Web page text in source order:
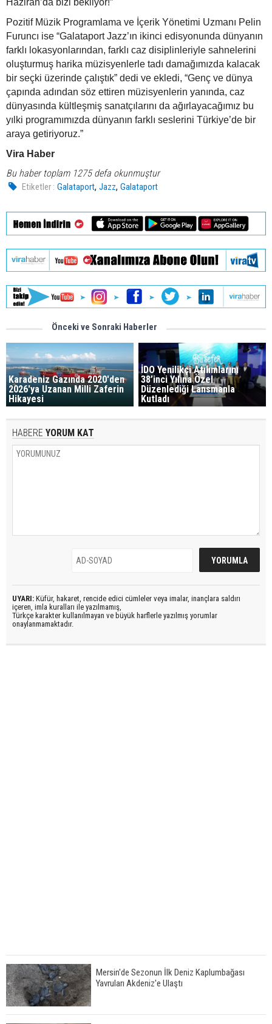
Haziran’da bizi bekliyor!”
Pozitif Müzik Programlama ve İçerik Yönetimi Uzmanı Pelin
Furuncı ise “Galataport Jazz’ın ikinci edisyonunda dünyanın
farklı lokasyonlarından, farklı caz disiplinleriyle sahnelerini
oluşturmuş harika müzisyenlerle tadı damağımızda kalacak
bir seçki üzerinde çalıştık” dedi ve ekledi, “Genç ve dünya
çapında adından söz ettiren müzisyenlerin yanında, caz
dünyasında kültleşmiş sanatçılarını da ağırlayacağımız bu
yılki programımızda dünyanın farklı seslerini Türkiye’de bir
araya getiriyoruz.”
Vira Haber
Bu haber toplam 1275 defa okunmuştur
Etiketler : Galataport,Jazz,Galataport
Önceki ve Sonraki Haberler
Karadeniz Gazında 2020'den
2026'ya Uzanan Milli Zaferin
Hikayesi
İDO Yenilikçi Atılımlarını
38’inci Yılına Özel
Düzenlediği Lansmanla
Kutladı
HABERE YORUM KAT
UYARI: Küfür, hakaret, rencide edici cümleler veya imalar, inançlara saldırı
içeren, imla kuralları ile yazılmamış,
Türkçe karakter kullanılmayan ve büyük harflerle yazılmış yorumlar
onaylanmamaktadır.
Mersin'de Sezonun İlk Deniz Kaplumbağası
Yavruları Akdeniz'e Ulaştı